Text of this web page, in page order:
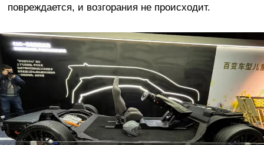
повреждается, и возгорания не происходит.